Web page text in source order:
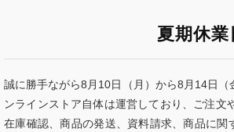
夏期休
誠に勝手ながら8月10日（月）から8月14日
ンラインストア自体は運営しており、ご注文
在庫確認、商品の発送、資料請求、商品に